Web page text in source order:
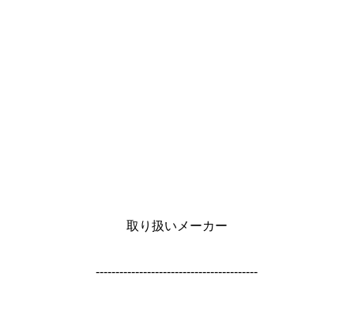
取り扱いメーカー
-----------------------------------------